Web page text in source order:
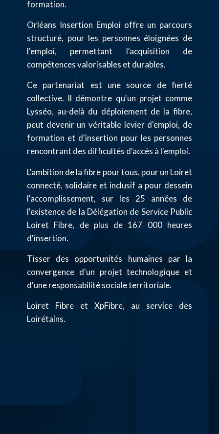
formation.
Orléans Insertion Emploi offre un parcours
structuré, pour les personnes éloignées de
l'emploi, permettant l'acquisition de
compétences valorisables et durables.
Ce partenariat est une source de fierté
collective. Il démontre qu'un projet comme
Lysséo, au-delà du déploiement de la fibre,
peut devenir un véritable levier d'emploi, de
formation et d'insertion pour les personnes
rencontrant des difficultés d'accès à l'emploi.
L'ambition de la fibre pour tous, pour un Loiret
connecté, solidaire et inclusif a pour dessein
l'accomplissement, sur les 25 années de
l'existence de la Délégation de Service Public
Loiret Fibre, de plus de 167 000 heures
d'insertion.
Tisser des opportunités humaines par la
convergence d'un projet technologique et
d'une responsabilité sociale territoriale.
Loiret Fibre et XpFibre, au service des
Loirétains.